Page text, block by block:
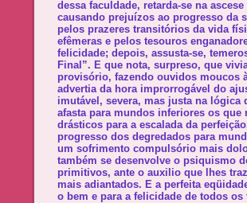
dessa faculdade, retarda-se na
causando prejuízos ao progresso da
pelos prazeres transitórios da vida
efêmeras e pelos tesouros
felicidade; depois, assusta-se,
Final”. E que nota, surpreso, que
provisório, fazendo ouvidos moucos
advertia da hora improrrogável do
imutável, severa, mas justa na lógica
afasta para mundos inferiores os que
drásticos para a escalada da
progresso dos degredados para
um sofrimento compulsório mais
também se desenvolve o psiquismo
primitivos, ante o auxilio que lhes
mais adiantados. E a perfeita
o bem e para a felicidade de todos os